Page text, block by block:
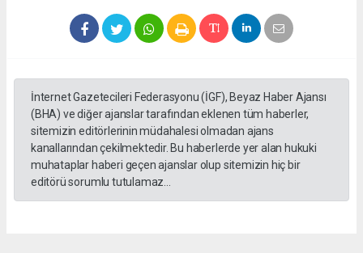
İnternet Gazetecileri Federasyonu (İGF), Beyaz Haber Ajansı
(BHA) ve diğer ajanslar tarafından eklenen tüm haberler,
sitemizin editörlerinin müdahalesi olmadan ajans
kanallarından çekilmektedir. Bu haberlerde yer alan hukuki
muhataplar haberi geçen ajanslar olup sitemizin hiç bir
editörü sorumlu tutulamaz...